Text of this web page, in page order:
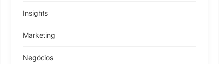
Insights
Marketing
Negócios